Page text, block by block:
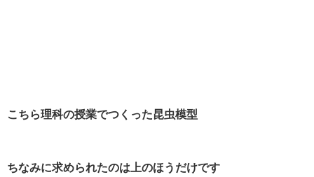
こちら理科の授業でつくった昆虫模型
ちなみに求められたのは上のほうだけです